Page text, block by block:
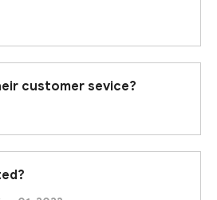
customer sevice?